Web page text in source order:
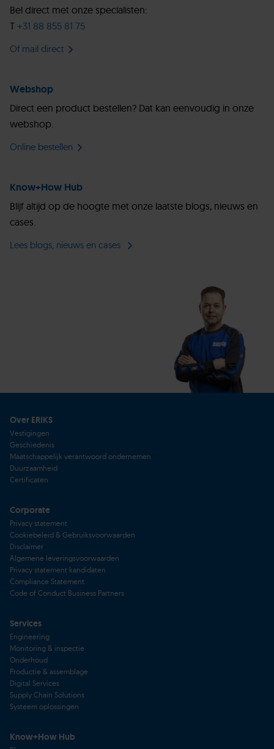
Bel direct met onze specialisten:
T +31 88 855 81 75
Of mail direct
Webshop
Direct een product bestellen? Dat kan eenvoudig in onze
webshop.
Online bestellen
Know+How Hub
Blijf altijd op de hoogte met onze laatste blogs, nieuws en
cases.
Lees blogs, nieuws en cases
Over ERIKS
Vestigingen
Geschiedenis
Maatschappelijk verantwoord ondernemen
Duurzaamheid
Certificaten
Corporate
Privacy statement
Cookiebeleid & Gebruiksvoorwaarden
Disclaimer
Algemene leveringsvoorwaarden
Privacy statement kandidaten
Compliance Statement
Code of Conduct Business Partners
Services
Engineering
Monitoring & inspectie
Onderhoud
Productie & assemblage
Digital Services
Supply Chain Solutions
Systeem oplossingen
Know+How Hub